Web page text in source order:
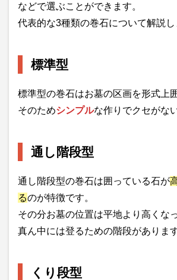
などで選ぶことができます。
代表的な3種類の巻石について解説し
標準型
標準型の巻石はお墓の区画を形式上
そのためシンプルな作りでクセがな
通し階段型
通し階段型の巻石は囲っている石が
るのが特徴です。
その分お墓の位置は平地より高くな
真ん中には登るための階段があります
くり段型